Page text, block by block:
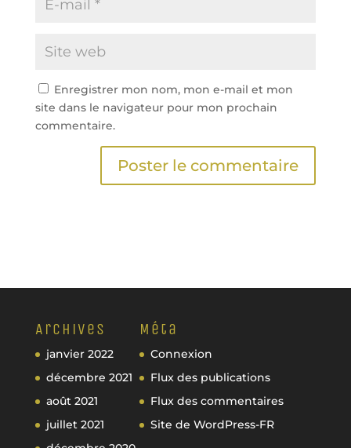
Enregistrer mon nom, mon e-mail et mon
site dans le navigateur pour mon prochain
commentaire.
Archives
janvier 2022
décembre 2021
août 2021
juillet 2021
Méta
Connexion
Flux des publications
Flux des commentaires
Site de WordPress-FR